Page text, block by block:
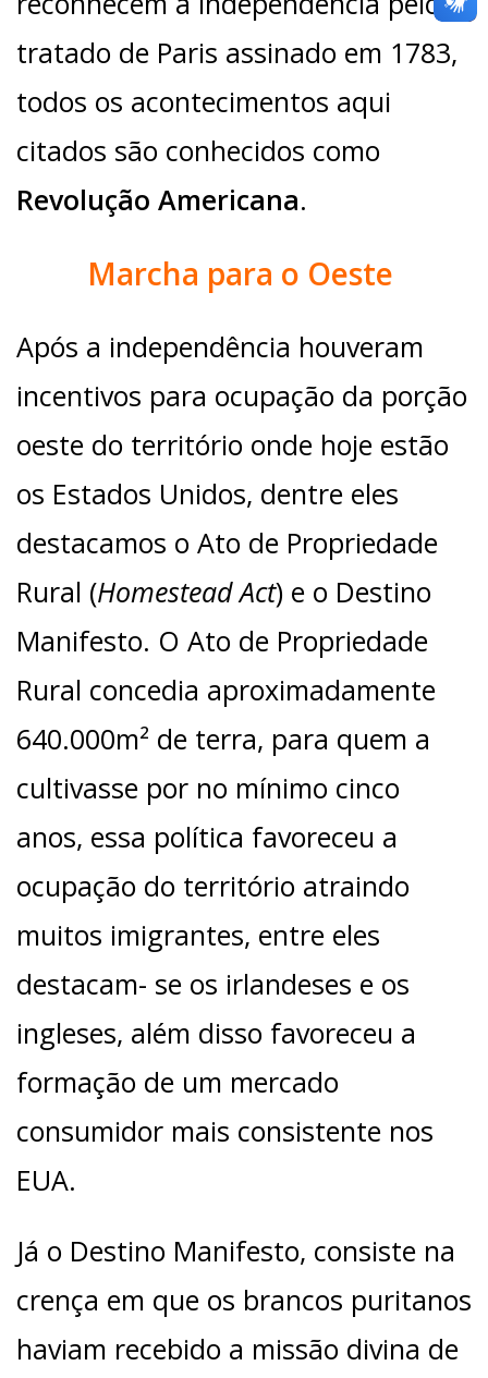
tratado de Paris assinado em 1783,
todos os acontecimentos aqui
citados são conhecidos como
Revolução Americana.
Marcha para o Oeste
Após a independência houveram
incentivos para ocupação da porção
oeste do território onde hoje estão
os Estados Unidos, dentre eles
destacamos o Ato de Propriedade
Rural (Homestead Act) e o Destino
Manifesto. O Ato de Propriedade
Rural concedia aproximadamente
640.000m² de terra, para quem a
cultivasse por no mínimo cinco
anos, essa política favoreceu a
ocupação do território atraindo
muitos imigrantes, entre eles
destacam- se os irlandeses e os
ingleses, além disso favoreceu a
formação de um mercado
consumidor mais consistente nos
EUA.
Já o Destino Manifesto, consiste na
crença em que os brancos puritanos
haviam recebido a missão divina de